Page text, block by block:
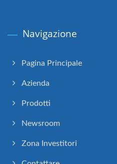
Navigazione
Pagina Principale
Azienda
Prodotti
Newsroom
Zona Investitori